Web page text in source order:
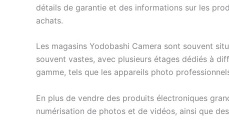
détails de garantie et des informations sur les
achats.
Les magasins Yodobashi Camera sont souvent
souvent vastes, avec plusieurs étages dédiés à
gamme, tels que les appareils photo
En plus de vendre des produits électroniques
numérisation de photos et de vidéos, ainsi que